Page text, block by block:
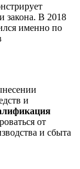
закона. В 2018
именно по
и
от
и сбыта